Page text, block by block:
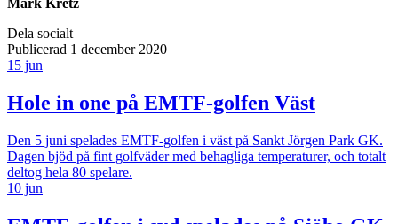
Dela socialt
Publicerad 1 december 2020
15 jun
Hole in one på EMTF-golfen Väst
Den 5 juni spelades EMTF-golfen i väst på Sankt Jörgen Park GK.
Dagen bjöd på fint golfväder med behagliga temperaturer, och totalt
deltog hela 80 spelare.
10 jun